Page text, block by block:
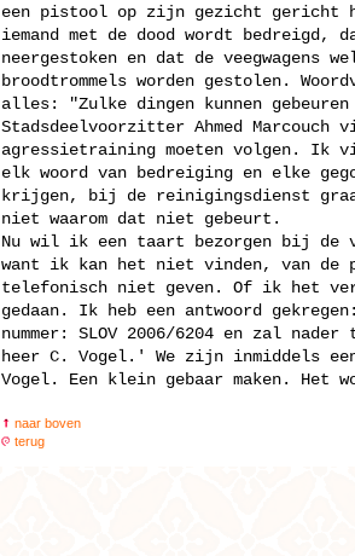
een pistool op zijn gezicht gericht
iemand met de dood wordt bedreigd,
neergestoken en dat de veegwagens
broodtrommels worden gestolen.
alles: "Zulke dingen kunnen
Stadsdeelvoorzitter Ahmed
agressietraining moeten volgen. Ik
elk woord van bedreiging en elke
krijgen, bij de reinigingsdienst
niet waarom dat niet gebeurt.
Nu wil ik een taart bezorgen bij de
want ik kan het niet vinden, van
telefonisch niet geven. Of ik het
gedaan. Ik heb een antwoord
nummer: SLOV 2006/6204 en zal
heer C. Vogel.' We zijn inmiddels
Vogel. Een klein gebaar maken. Het
naar boven
terug